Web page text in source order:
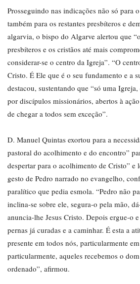
Prosseguindo nas indicações não só para
também para os restantes presbíteros e
algarvia, o bispo do Algarve alertou que
presbíteros e os cristãos até mais
considerar-se o centro da Igreja”. “O
Cristo. É Ele que é o seu fundamento e a
destacou, sustentando que “só uma
por discípulos missionários, abertos à
de chegar a todos sem exceção”.
D. Manuel Quintas exortou para a
pastoral do acolhimento e do encontro”
despertar para o acolhimento de Cristo” e
gesto de Pedro narrado no evangelho,
paralítico que pedia esmola. “Pedro não
inclina-se sobre ele, segura-o pela mão,
anuncia-lhe Jesus Cristo. Depois ergue-o
pernas já curadas e a caminhar. É esta a
presente em todos nós, particularmente
particularmente, aqueles recebemos o
ordenado”, afirmou.